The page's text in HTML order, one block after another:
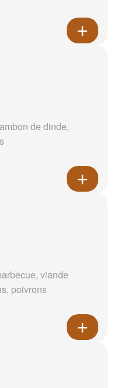
de dinde,
viande
poivrons